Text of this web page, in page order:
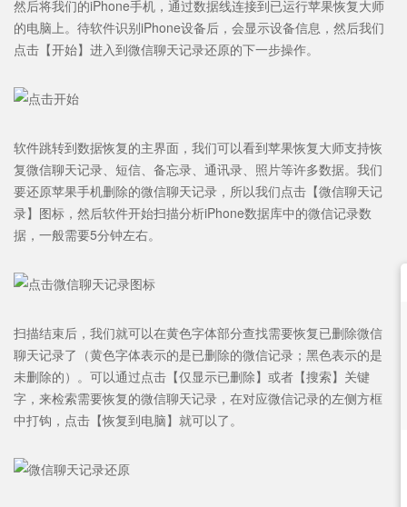
然后将我们的iPhone手机，通过数据线连接到已运行苹果恢复大师
的电脑上。待软件识别iPhone设备后，会显示设备信息，然后我们
点击【开始】进入到微信聊天记录还原的下一步操作。
软件跳转到数据恢复的主界面，我们可以看到苹果恢复大师支持恢
复微信聊天记录、短信、备忘录、通讯录、照片等许多数据。我们
要还原苹果手机删除的微信聊天记录，所以我们点击【微信聊天记
录】图标，然后软件开始扫描分析iPhone数据库中的微信记录数
据，一般需要5分钟左右。
扫描结束后，我们就可以在黄色字体部分查找需要恢复已删除微信
聊天记录了（黄色字体表示的是已删除的微信记录；黑色表示的是
未删除的）。可以通过点击【仅显示已删除】或者【搜索】关键
字，来检索需要恢复的微信聊天记录，在对应微信记录的左侧方框
中打钩，点击【恢复到电脑】就可以了。